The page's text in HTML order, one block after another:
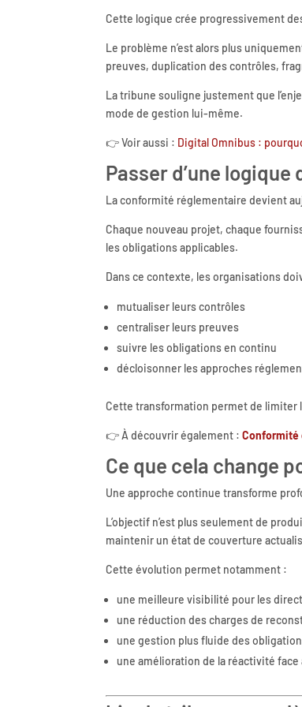
Cette logique crée progressivement
Le problème n’est alors plus
preuves, duplication des contrôles,
La tribune souligne justement que
mode de gestion lui-même.
👉 Voir aussi : Digital Omnibus :
Passer d’une
La conformité réglementaire devient
Chaque nouveau projet, chaque
les obligations applicables.
Dans ce contexte, les organisations
mutualiser leurs contrôles
centraliser leurs preuves
suivre les obligations en continu
décloisonner les approches
Cette transformation permet de limiter
👉 À découvrir également :Conformité
Ce que cela change
Une approche continue transforme
L’objectif n’est plus seulement de
maintenir un état de couverture
Cette évolution permet notamment :
une meilleure visibilité pour les
une réduction des charges de
une gestion plus fluide des
une amélioration de la réactivité